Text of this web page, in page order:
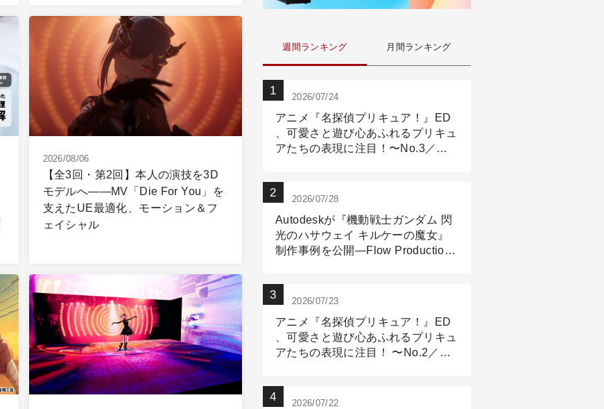
2026/08/06
【全3回・第2回】本人の演技を3D
モデルへ――MV「Die For You」を
支えたUE最適化、モーション＆フ
ェイシャル
週間ランキング 月間ランキング
2026/07/24
アニメ『名探偵プリキュア！』ED
、可愛さと遊び心あふれるプリキュ
アたちの表現に注目！〜No.3／ア
2026/07/28
Autodeskが『機動戦士ガンダム 閃
光のハサウェイ キルケーの魔女』
制作事例を公開―Flow Production
2026/07/23
アニメ『名探偵プリキュア！』ED
、可愛さと遊び心あふれるプリキュ
アたちの表現に注目！ 〜No.2／モ
2026/07/22